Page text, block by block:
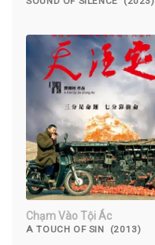
Chạm Vào Tội Ác
A TOUCH OF SIN (2013)